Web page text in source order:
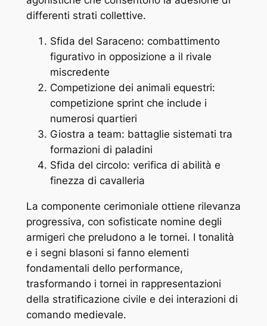
differenti strati collettive.
Sfida del Saraceno: combattimento
figurativo in opposizione a il rivale
miscredente
Competizione dei animali equestri:
competizione sprint che include i
numerosi quartieri
Giostra a team: battaglie sistemati tra
formazioni di paladini
Sfida del circolo: verifica di abilità e
finezza di cavalleria
La componente cerimoniale ottiene rilevanza
progressiva, con sofisticate nomine degli
armigeri che preludono a le tornei. I tonalità
e i segni blasoni si fanno elementi
fondamentali dello performance,
trasformando i tornei in rappresentazioni
della stratificazione civile e dei interazioni di
comando medievale.